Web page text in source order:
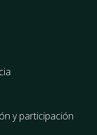
y participación